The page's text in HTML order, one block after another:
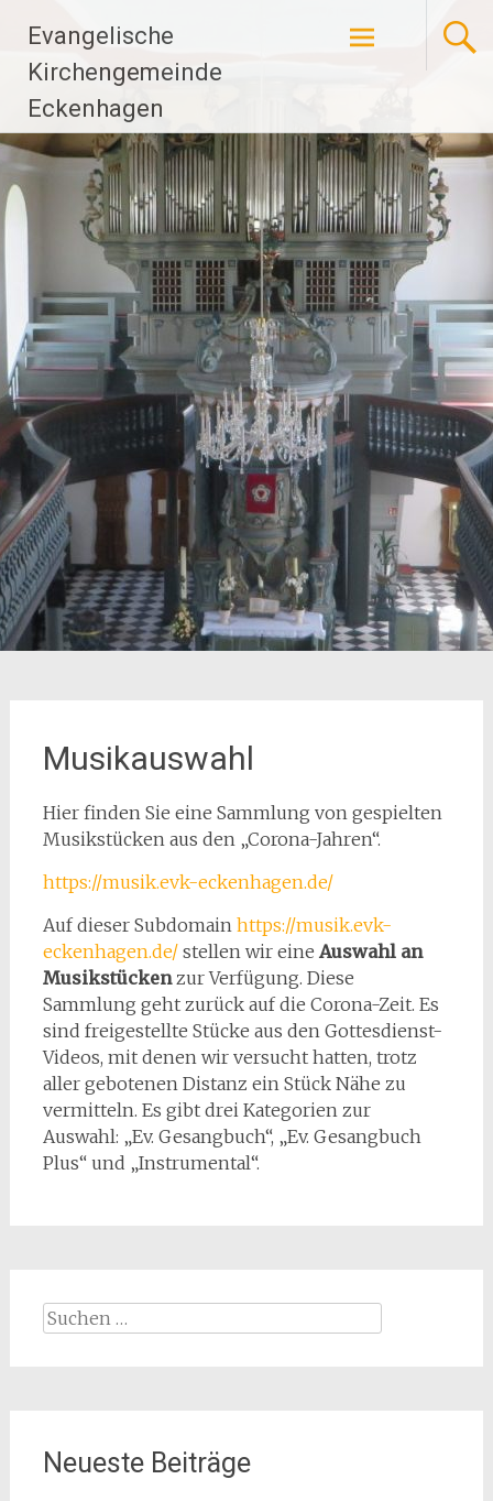
Inhalt
springen
Evangelische
Kirchengemeinde
Eckenhagen
Musikauswahl
Hier finden Sie eine Sammlung von gespielten
Musikstücken aus den „Corona-Jahren“.
https://musik.evk-eckenhagen.de/
Auf dieser Subdomain https://musik.evk-
eckenhagen.de/stellen wir eine Auswahl an
Musikstückenzur Verfügung. Diese
Sammlung geht zurück auf die Corona-Zeit. Es
sind freigestellte Stücke aus den Gottesdienst-
Videos, mit denen wir versucht hatten, trotz
aller gebotenen Distanz ein Stück Nähe zu
vermitteln. Es gibt drei Kategorien zur
Auswahl: „Ev. Gesangbuch“, „Ev. Gesangbuch
Plus“ und „Instrumental“.
Suchen
Neueste Beiträge